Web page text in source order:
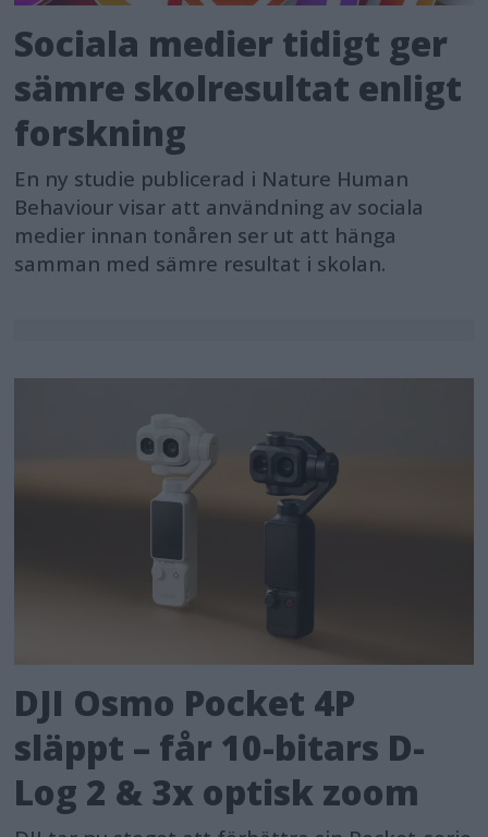
Sociala medier tidigt ger
sämre skolresultat enligt
forskning
En ny studie publicerad i Nature Human
Behaviour visar att användning av sociala
medier innan tonåren ser ut att hänga
samman med sämre resultat i skolan.
DJI Osmo Pocket 4P
släppt – får 10-bitars D-
Log 2 & 3x optisk zoom